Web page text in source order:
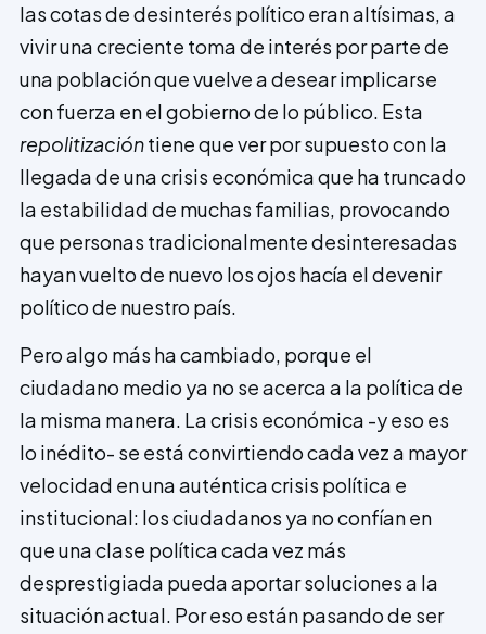
las cotas de desinterés político eran altísimas, a
vivir una creciente toma de interés por parte de
una población que vuelve a desear implicarse
con fuerza en el gobierno de lo público. Esta
repolitizacióntiene que ver por supuesto con la
llegada de una crisis económica que ha truncado
la estabilidad de muchas familias, provocando
que personas tradicionalmente desinteresadas
hayan vuelto de nuevo los ojos hacía el devenir
político de nuestro país.
Pero algo más ha cambiado, porque el
ciudadano medio ya no se acerca a la política de
la misma manera. La crisis económica -y eso es
lo inédito- se está convirtiendo cada vez a mayor
velocidad en una auténtica crisis política e
institucional: los ciudadanos ya no confían en
que una clase política cada vez más
desprestigiada pueda aportar soluciones a la
situación actual. Por eso están pasando de ser